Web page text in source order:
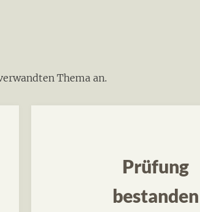
Thema an.
Prüfung
bestanden